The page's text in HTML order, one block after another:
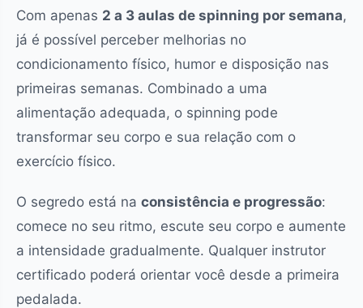
Com apenas 2 a 3 aulas de spinning por semana,
já é possível perceber melhorias no
condicionamento físico, humor e disposição nas
primeiras semanas. Combinado a uma
alimentação adequada, o spinning pode
transformar seu corpo e sua relação com o
exercício físico.
O segredo está na consistência e progressão:
comece no seu ritmo, escute seu corpo e aumente
a intensidade gradualmente. Qualquer instrutor
certificado poderá orientar você desde a primeira
pedalada.